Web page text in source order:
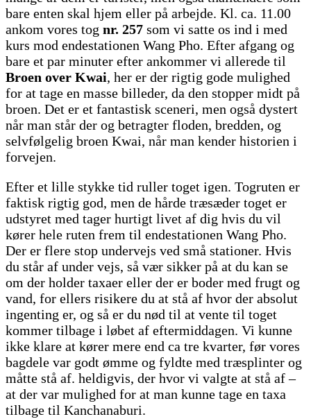
bare enten skal hjem eller på arbejde. Kl. ca. 11.00
ankom vores tog nr. 257 som vi satte os ind i med
kurs mod endestationen Wang Pho. Efter afgang og
bare et par minuter efter ankommer vi allerede til
Broen over Kwai, her er der rigtig gode mulighed
for at tage en masse billeder, da den stopper midt på
broen. Det er et fantastisk sceneri, men også dystert
når man står der og betragter floden, bredden, og
selvfølgelig broen Kwai, når man kender historien i
forvejen.
Efter et lille stykke tid ruller toget igen. Togruten er
faktisk rigtig god, men de hårde træsæder toget er
udstyret med tager hurtigt livet af dig hvis du vil
kører hele ruten frem til endestationen Wang Pho.
Der er flere stop undervejs ved små stationer. Hvis
du står af under vejs, så vær sikker på at du kan se
om der holder taxaer eller der er boder med frugt og
vand, for ellers risikere du at stå af hvor der absolut
ingenting er, og så er du nød til at vente til toget
kommer tilbage i løbet af eftermiddagen. Vi kunne
ikke klare at kører mere end ca tre kvarter, før vores
bagdele var godt ømme og fyldte med træsplinter og
måtte stå af. heldigvis, der hvor vi valgte at stå af –
at der var mulighed for at man kunne tage en taxa
tilbage til Kanchanaburi.